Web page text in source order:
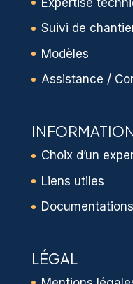
Expertise avant
Expertise pour
Expertise
Suivi de
Assistance /
Choix d’un
Documentations